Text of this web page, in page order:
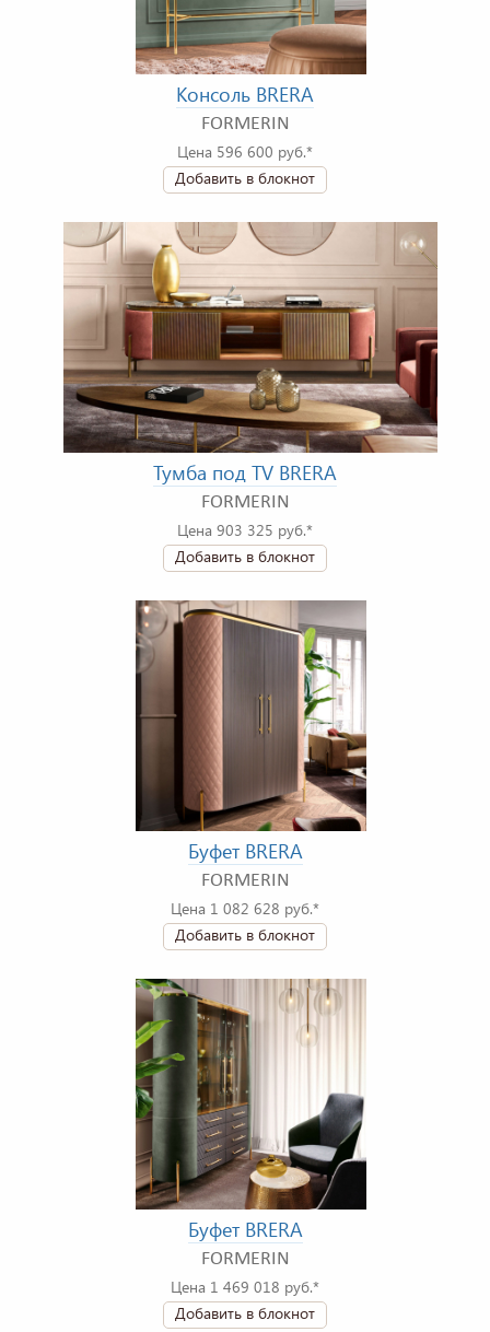
Консоль BRERA
FORMERIN
Цена 596 600 руб.*
Добавить в блокнот
Тумба под TV BRERA
FORMERIN
Цена 903 325 руб.*
Добавить в блокнот
Буфет BRERA
FORMERIN
Цена 1 082 628 руб.*
Добавить в блокнот
Буфет BRERA
FORMERIN
Цена 1 469 018 руб.*
Добавить в блокнот